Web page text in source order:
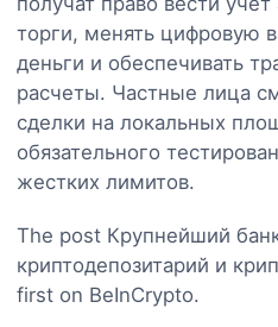
торги, менять цифровую
деньги и обеспечивать
расчеты. Частные лица
сделки на локальных
обязательного
жестких лимитов.
The post Крупнейший
криптодепозитарий и
first on BeInCrypto.